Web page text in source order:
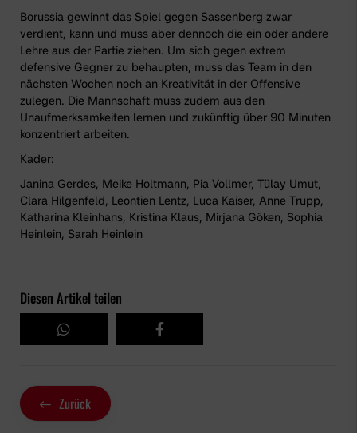
Borussia gewinnt das Spiel gegen Sassenberg zwar
verdient, kann und muss aber dennoch die ein oder andere
Lehre aus der Partie ziehen. Um sich gegen extrem
defensive Gegner zu behaupten, muss das Team in den
nächsten Wochen noch an Kreativität in der Offensive
zulegen. Die Mannschaft muss zudem aus den
Unaufmerksamkeiten lernen und zukünftig über 90 Minuten
konzentriert arbeiten.
Kader:
Janina Gerdes, Meike Holtmann, Pia Vollmer, Tülay Umut,
Clara Hilgenfeld, Leontien Lentz, Luca Kaiser, Anne Trupp,
Katharina Kleinhans, Kristina Klaus, Mirjana Göken, Sophia
Heinlein, Sarah Heinlein
Diesen Artikel teilen
Zurück